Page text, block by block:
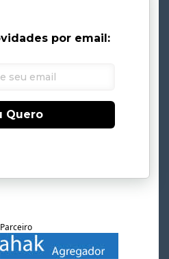
por email:
Quero
Parceiro